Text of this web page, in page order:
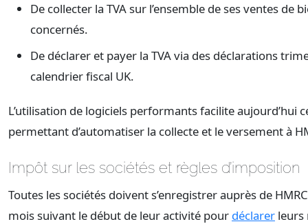
De collecter la TVA sur l’ensemble de ses ventes de
concernés.
De déclarer et payer la TVA via des déclarations
calendrier fiscal UK.
L’utilisation de logiciels performants facilite aujourd’hui
permettant d’automatiser la collecte et le versement à
Impôt sur les sociétés et règles d’imposition
Toutes les sociétés doivent s’enregistrer auprès de
mois suivant le début de leur activité pour déclarer leurs